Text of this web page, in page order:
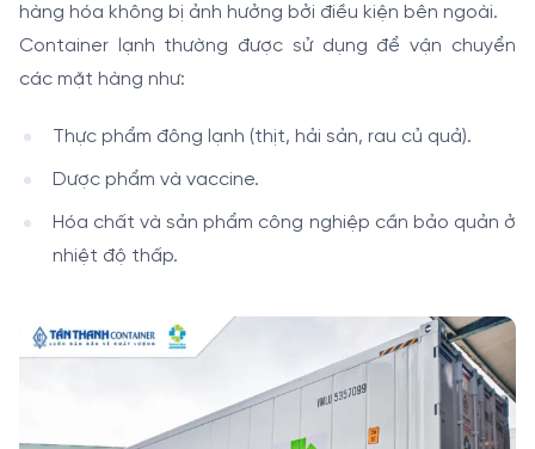
hàng hóa không bị ảnh hưởng bởi điều kiện bên ngoài.
Container lạnh thường được sử dụng để vận chuyển
các mặt hàng như:
Thực phẩm đông lạnh (thịt, hải sản, rau củ quả).
Dược phẩm và vaccine.
Hóa chất và sản phẩm công nghiệp cần bảo quản ở
nhiệt độ thấp.